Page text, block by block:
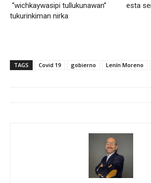
“wichkaywasipi tullukunawan”
tukurinkiman nirka
esta
TAGS Covid 19 gobierno Lenín Moreno